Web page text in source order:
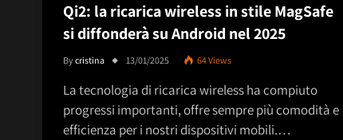
Qi2: la ricarica wireless in stile MagSafe
si diffonderà su Android nel 2025
Bycristina 13/01/2025 64Views
La tecnologia di ricarica wireless ha compiuto
progressi importanti, offre sempre più comodità e
efficienza per i nostri dispositivi mobili.…